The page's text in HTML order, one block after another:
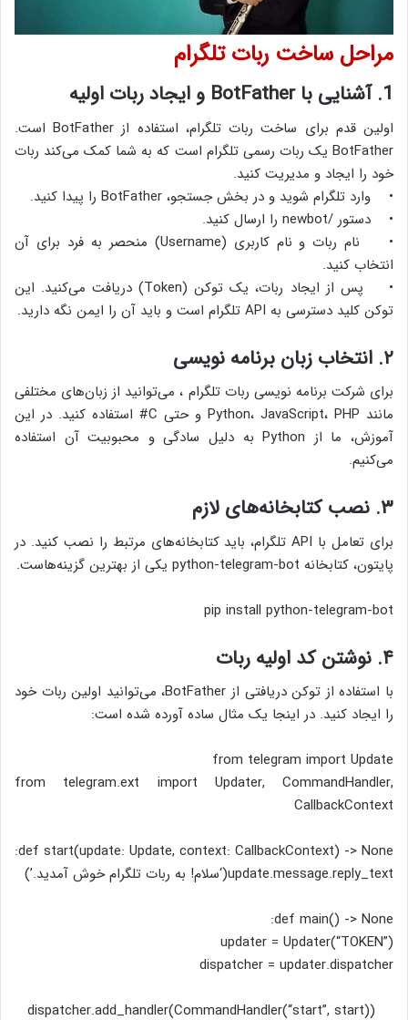
مراحل ساخت ربات تلگرام
1. آشنایی با BotFather و ایجاد ربات اولیه
اولین قدم برای ساخت ربات تلگرام، استفاده از BotFather است.
BotFather یک ربات رسمی تلگرام است که به شما کمک می‌کند ربات
خود را ایجاد و مدیریت کنید.
• وارد تلگرام شوید و در بخش جستجو، BotFather را پیدا کنید.
• دستور /newbot را ارسال کنید.
• نام ربات و نام کاربری (Username) منحصر به فرد برای آن
انتخاب کنید.
• پس از ایجاد ربات، یک توکن (Token) دریافت می‌کنید. این
توکن کلید دسترسی به API تلگرام است و باید آن را ایمن نگه دارید.
۲. انتخاب زبان برنامه نویسی
برای شرکت برنامه نویسی ربات تلگرام ، می‌توانید از زبان‌های مختلفی
مانند Python، JavaScript، PHP و حتی C# استفاده کنید. در این
آموزش، ما از Python به دلیل سادگی و محبوبیت آن استفاده
می‌کنیم.
۳. نصب کتابخانه‌های لازم
برای تعامل با API تلگرام، باید کتابخانه‌های مرتبط را نصب کنید. در
پایتون، کتابخانه python-telegram-bot یکی از بهترین گزینه‌هاست.
pip install python-telegram-bot
۴. نوشتن کد اولیه ربات
با استفاده از توکن دریافتی از BotFather، می‌توانید اولین ربات خود
را ایجاد کنید. در اینجا یک مثال ساده آورده شده است:
from telegram import Update
from telegram.ext import Updater, CommandHandler,
CallbackContext
def start(update: Update, context: CallbackContext) -> None:
update.message.reply_text(‘سلام! به ربات تلگرام خوش آمدید.’)
def main() -> None:
updater = Updater(“TOKEN”)
dispatcher = updater.dispatcher